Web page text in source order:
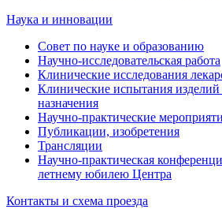
Наука и инновации
Совет по науке и образованию
Научно-исследовательская работа
Клинические исследования
Клинические испытания
назначения
Научно-практические
Публикации, изобретения
Трансляции
Научно-практическая
летнему юбилею Центра
Контакты и схема проезда